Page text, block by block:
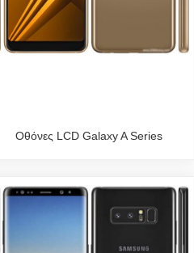
Οθόνες LCD Galaxy A Series